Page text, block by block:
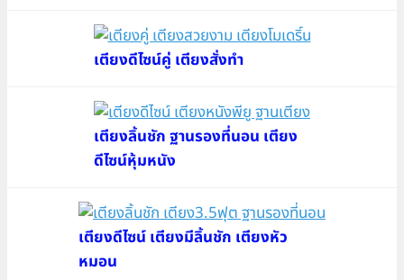
เตียงดีไซน์คู่ เตียงสั่งทำ
เตียงลิ้นชัก ฐานรองที่นอน เตียง
ดีไซน์หุ้มหนัง
เตียงดีไซน์ เตียงมีลิ้นชัก เตียงหัว
หมอน